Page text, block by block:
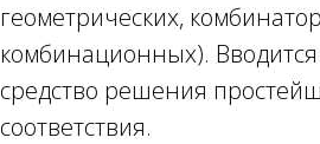
геометрических,
комбинационных). Вводится
средство решения
соответствия.